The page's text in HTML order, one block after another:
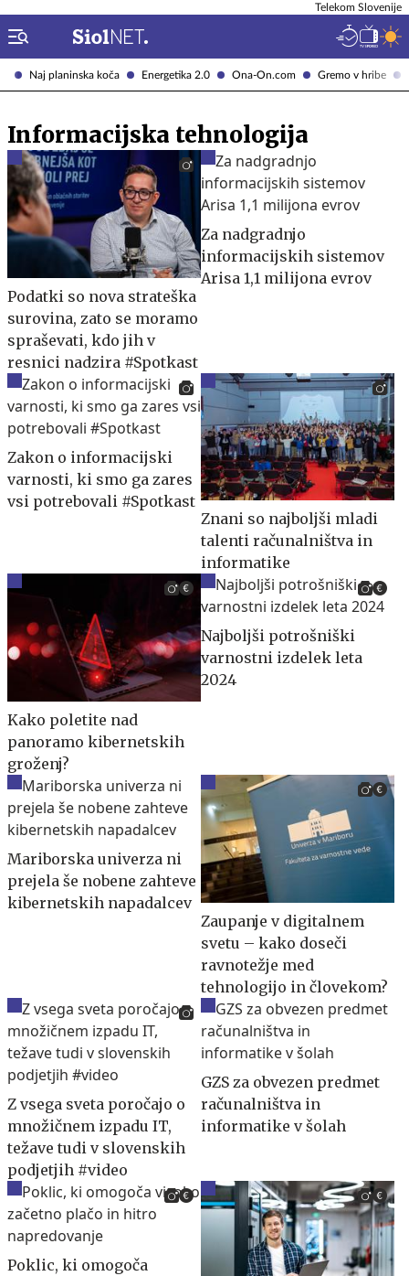
Naj planinska koča Energetika 2.0 Ona-On.com Gremo v hribe
Telekom Slovenije
Informacijska tehnologija
Podatki so nova strateška
surovina, zato se moramo
spraševati, kdo jih v
resnici nadzira #Spotkast
Za nadgradnjo
informacijskih sistemov
Arisa 1,1 milijona evrov
Zakon o informacijski
varnosti, ki smo ga zares
vsi potrebovali #Spotkast
Znani so najboljši mladi
talenti računalništva in
informatike
Kako poletite nad
panoramo kibernetskih
groženj?
Najboljši potrošniški
varnostni izdelek leta
2024
Mariborska univerza ni
prejela še nobene zahteve
kibernetskih napadalcev
Zaupanje v digitalnem
svetu – kako doseči
ravnotežje med
tehnologijo in človekom?
Z vsega sveta poročajo o
množičnem izpadu IT,
težave tudi v slovenskih
podjetjih #video
GZS za obvezen predmet
računalništva in
informatike v šolah
Poklic, ki omogoča